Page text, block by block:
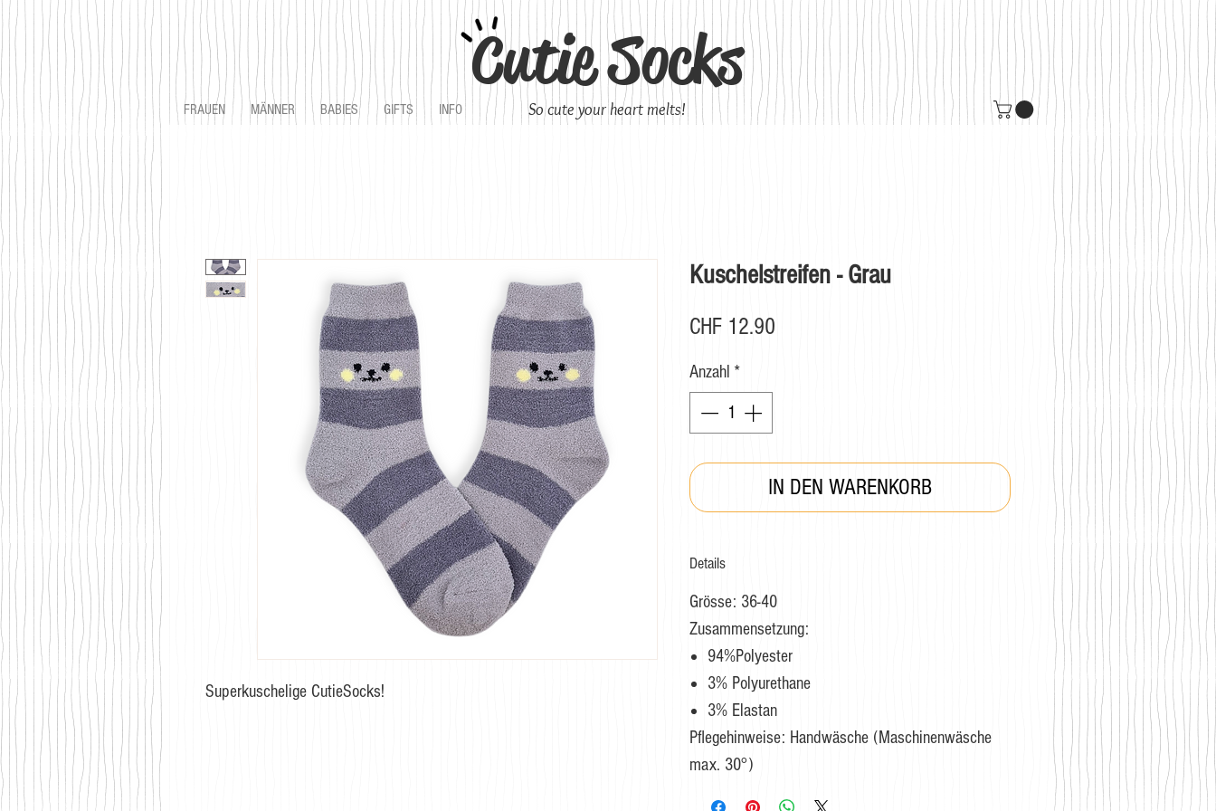
Cutie Socks
FRAUEN MÄNNER BABIES GIFTS INFO So cute your heart melts!
Superkuschelige CutieSocks!
Kuschelstreifen - Grau
CHF 12.90
Anzahl *
IN DEN WARENKORB
Details
Grösse: 36-40
Zusammensetzung:
94%Polyester
3% Polyurethane
3% Elastan
Pflegehinweise: Handwäsche (Maschinenwäsche
max. 30°)